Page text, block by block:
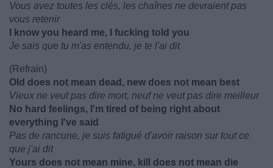
Vous avez toutes les clés, les chaînes ne devraient pas
vous retenir
I know you heard me, I fucking told you
Je sais que tu m'as entendu, je te l'ai dit
(Refrain)
Old does not mean dead, new does not mean best
Vieux ne veut pas dire mort, neuf ne veut pas dire meilleur
No hard feelings, I'm tired of being right about
everything I've said
Pas de rancune, je suis fatigué d'avoir raison sur tout ce
que j'ai dit
Yours does not mean mine, kill does not mean die